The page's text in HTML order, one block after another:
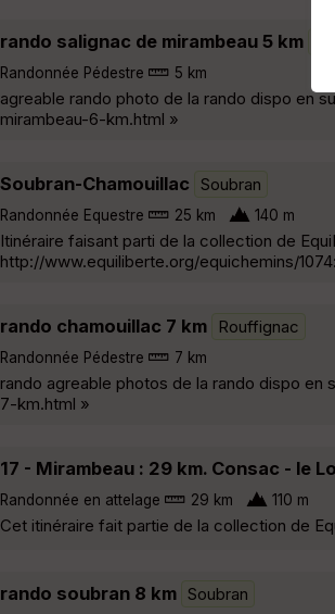
rando salignac de mirambeau 5 km
Randonnée Pédestre 5 km
agreable rando photo de la rando dispo en
mirambeau-6-km.html »
Soubran-Chamouillac Soubran
Randonnée Equestre 25 km 140 m
Itinéraire faisant parti de la collection de
http://www.equiliberte.org/equichemins/
rando chamouillac 7 km Rouffignac
Randonnée Pédestre 7 km
rando agreable photos de la rando dispo
7-km.html »
17 - Mirambeau : 29 km. Consac - le
Randonnée en attelage 29 km 110 m
Cet itinéraire fait partie de la collection de
rando soubran 8 km Soubran